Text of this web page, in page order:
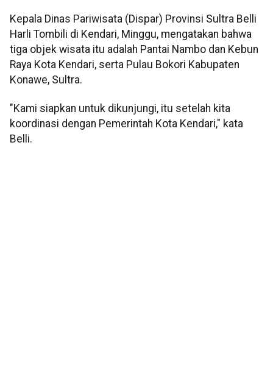
Kepala Dinas Pariwisata (Dispar) Provinsi Sultra Belli
Harli Tombili di Kendari, Minggu, mengatakan bahwa
tiga objek wisata itu adalah Pantai Nambo dan Kebun
Raya Kota Kendari, serta Pulau Bokori Kabupaten
Konawe, Sultra.
"Kami siapkan untuk dikunjungi, itu setelah kita
koordinasi dengan Pemerintah Kota Kendari," kata
Belli.